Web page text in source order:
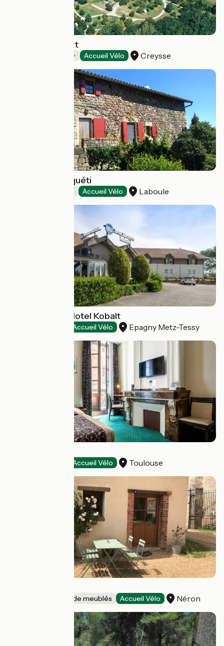
Camping du Port
Accueil Vélo Creysse
L'Oustau de Péquéti
Accueil Vélo Laboule
Best Western Hotel Kobalt
Accueil Vélo Epagny Metz-Tessy
Accueil Vélo Toulouse
Gîtes et locations de meublés Accueil Vélo Néron